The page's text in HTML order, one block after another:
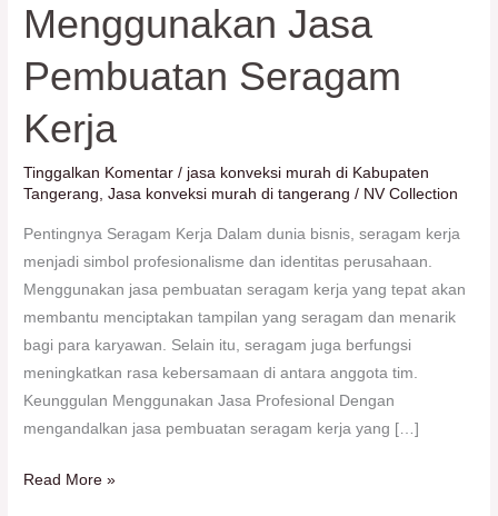
Menggunakan Jasa
Pembuatan Seragam
Kerja
Tinggalkan Komentar / jasa konveksi murah di Kabupaten
Tangerang,Jasa konveksi murah di tangerang / NV Collection
Pentingnya Seragam Kerja Dalam dunia bisnis, seragam kerja
menjadi simbol profesionalisme dan identitas perusahaan.
Menggunakan jasa pembuatan seragam kerja yang tepat akan
membantu menciptakan tampilan yang seragam dan menarik
bagi para karyawan. Selain itu, seragam juga berfungsi
meningkatkan rasa kebersamaan di antara anggota tim.
Keunggulan Menggunakan Jasa Profesional Dengan
mengandalkan jasa pembuatan seragam kerja yang […]
Read More »